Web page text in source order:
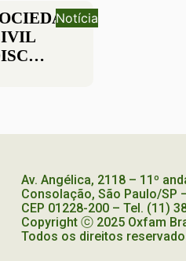
Notícia
Av. Angélica, 2118 – 11º
Consolação, São Paulo/SP
CEP 01228-200 – Tel. (11)
Copyright ⓒ 2025 Oxfam
Todos os direitos